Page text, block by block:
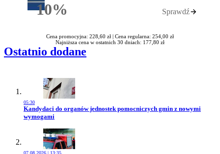
10%Rabatu Sprawdź
Cena promocyjna: 228,60 zł | Cena regularna: 254,00 zł
Najniższa cena w ostatnich 30 dniach: 177,80 zł
Ostatnio dodane
05:30
Przejdź do artykułu:
Kandydaci do organów jednostek pomocniczych gmin z nowymi
wymogami
07.08.2026 | 13:35